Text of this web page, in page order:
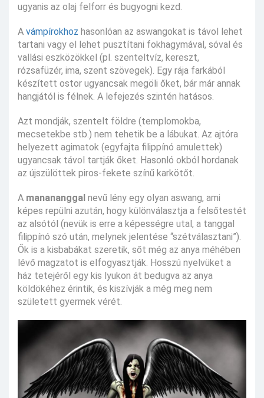
ugyanis az olaj felforr és bugyogni kezd.
A vámpírokhoz hasonlóan az aswangokat is távol lehet
tartani vagy el lehet pusztítani fokhagymával, sóval és
vallási eszközökkel (pl. szenteltvíz, kereszt,
rózsafüzér, ima, szent szövegek). Egy rája farkából
készített ostor ugyancsak megöli őket, bár már annak
hangjától is félnek. A lefejezés szintén hatásos.
Azt mondják, szentelt földre (templomokba,
mecsetekbe stb.) nem tehetik be a lábukat. Az ajtóra
helyezett agimatok (egyfajta filippínó amulettek)
ugyancsak távol tartják őket. Hasonló okból hordanak
az újszülöttek piros-fekete színű karkötőt.
A manananggal nevű lény egy olyan aswang, ami
képes repülni azután, hogy különválasztja a felsőtestét
az alsótól (nevük is erre a képességre utal, a tanggal
filippínó szó után, melynek jelentése “szétválasztani”).
Ők is a kisbabákat szeretik, sőt még az anya méhében
lévő magzatot is elfogyasztják. Hosszú nyelvüket a
ház tetejéről egy kis lyukon át bedugva az anya
köldökéhez érintik, és kiszívják a még meg nem
született gyermek vérét.